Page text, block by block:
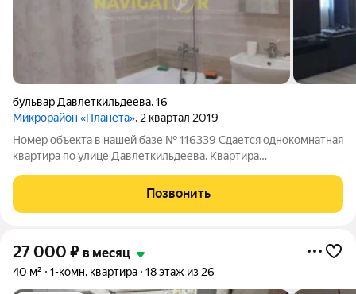
бульвар Давлеткильдеева,16
Микрорайон «Планета», 2 квартал 2019
Номер объекта в нашей базе № 116339 Сдается однокомнатная
квартира по улице Давлеткильдеева. Квартира
Позвонить
27 000 ₽ в месяц
40 м² 1-комн. квартира 18 этаж из 26